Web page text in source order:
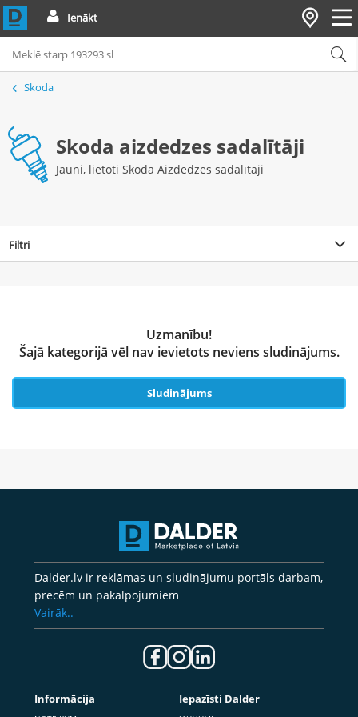
Ienākt
Skoda
Skoda aizdedzes sadalītāji
Jauni, lietoti Skoda Aizdedzes sadalītāji
Filtri
Uzmanību!
Šajā kategorijā vēl nav ievietots neviens sludinājums.
Sludinājums
Dalder.lv ir reklāmas un sludinājumu portāls darbam,
precēm un pakalpojumiem
Vairāk..
Informācija Iepazīsti Dalder